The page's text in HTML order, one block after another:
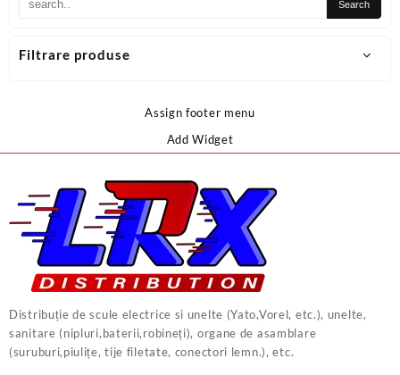
Filtrare produse
Assign footer menu
Add Widget
Distribuție de scule electrice si unelte (Yato,Vorel, etc.), unelte,
sanitare (nipluri,baterii,robineți), organe de asamblare
(suruburi,piulițe, tije filetate, conectori lemn.), etc.